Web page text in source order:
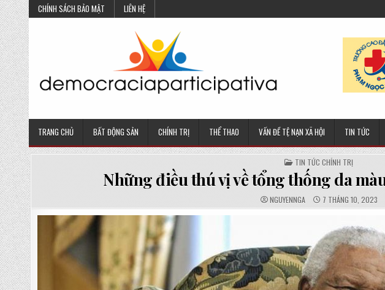
Skip
to
content
CHÍNH SÁCH BẢO MẬT LIÊN HỆ
TRANG CHỦ BẤT ĐỘNG SẢN CHÍNH TRỊ THỂ THAO VẤN ĐỀ TỆ NẠN XÃ HỘI TIN TỨC
POSTED
IN
TIN TỨC CHÍNH TRỊ
Những điều thú vị về tổng thống da
AUTHOR:
NGUYENNGA PUBLISHED
DATE:
7 THÁNG 10, 2023